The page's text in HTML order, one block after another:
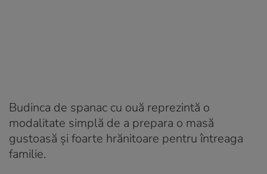
Budinca de spanac cu ouă reprezintă o
modalitate simplă de a prepara o masă
gustoasă și foarte hrănitoare pentru întreaga
familie.